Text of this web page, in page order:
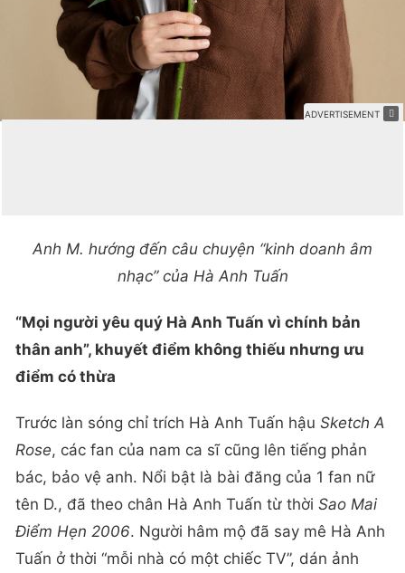
Anh M. hướng đến câu chuyện “kinh doanh âm
nhạc” của Hà Anh Tuấn
“Mọi người yêu quý Hà Anh Tuấn vì chính bản
thân anh”, khuyết điểm không thiếu nhưng ưu
điểm có thừa
Trước làn sóng chỉ trích Hà Anh Tuấn hậu Sketch A
Rose, các fan của nam ca sĩ cũng lên tiếng phản
bác, bảo vệ anh. Nổi bật là bài đăng của 1 fan nữ
tên D., đã theo chân Hà Anh Tuấn từ thời Sao Mai
Điểm Hẹn 2006. Người hâm mộ đã say mê Hà Anh
Tuấn ở thời “mỗi nhà có một chiếc TV”, dán ảnh